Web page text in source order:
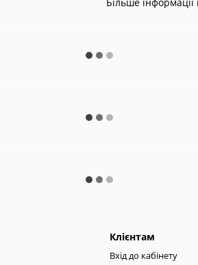
Клієнтам
Вхід до кабінету